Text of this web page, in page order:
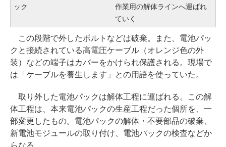
ック
作業用の解体ラインへ運ばれ
ていく
この段階で外したボルトなどは破棄。また、電池パッ
クと接続されている高電圧ケーブル（オレンジ色の外
装）などの端子はカバーをかけられ保護される。現場で
は「ケーブルを養生します」との用語を使っていた。
取り外した電池パックは解体工程に運ばれる。この解
体工程は、本来電池パックの生産工程だった個所を、一
部変更したもの。電池パックの解体・不要部品の破棄、
新電池モジュールの取り付け、電池パックの検査などか